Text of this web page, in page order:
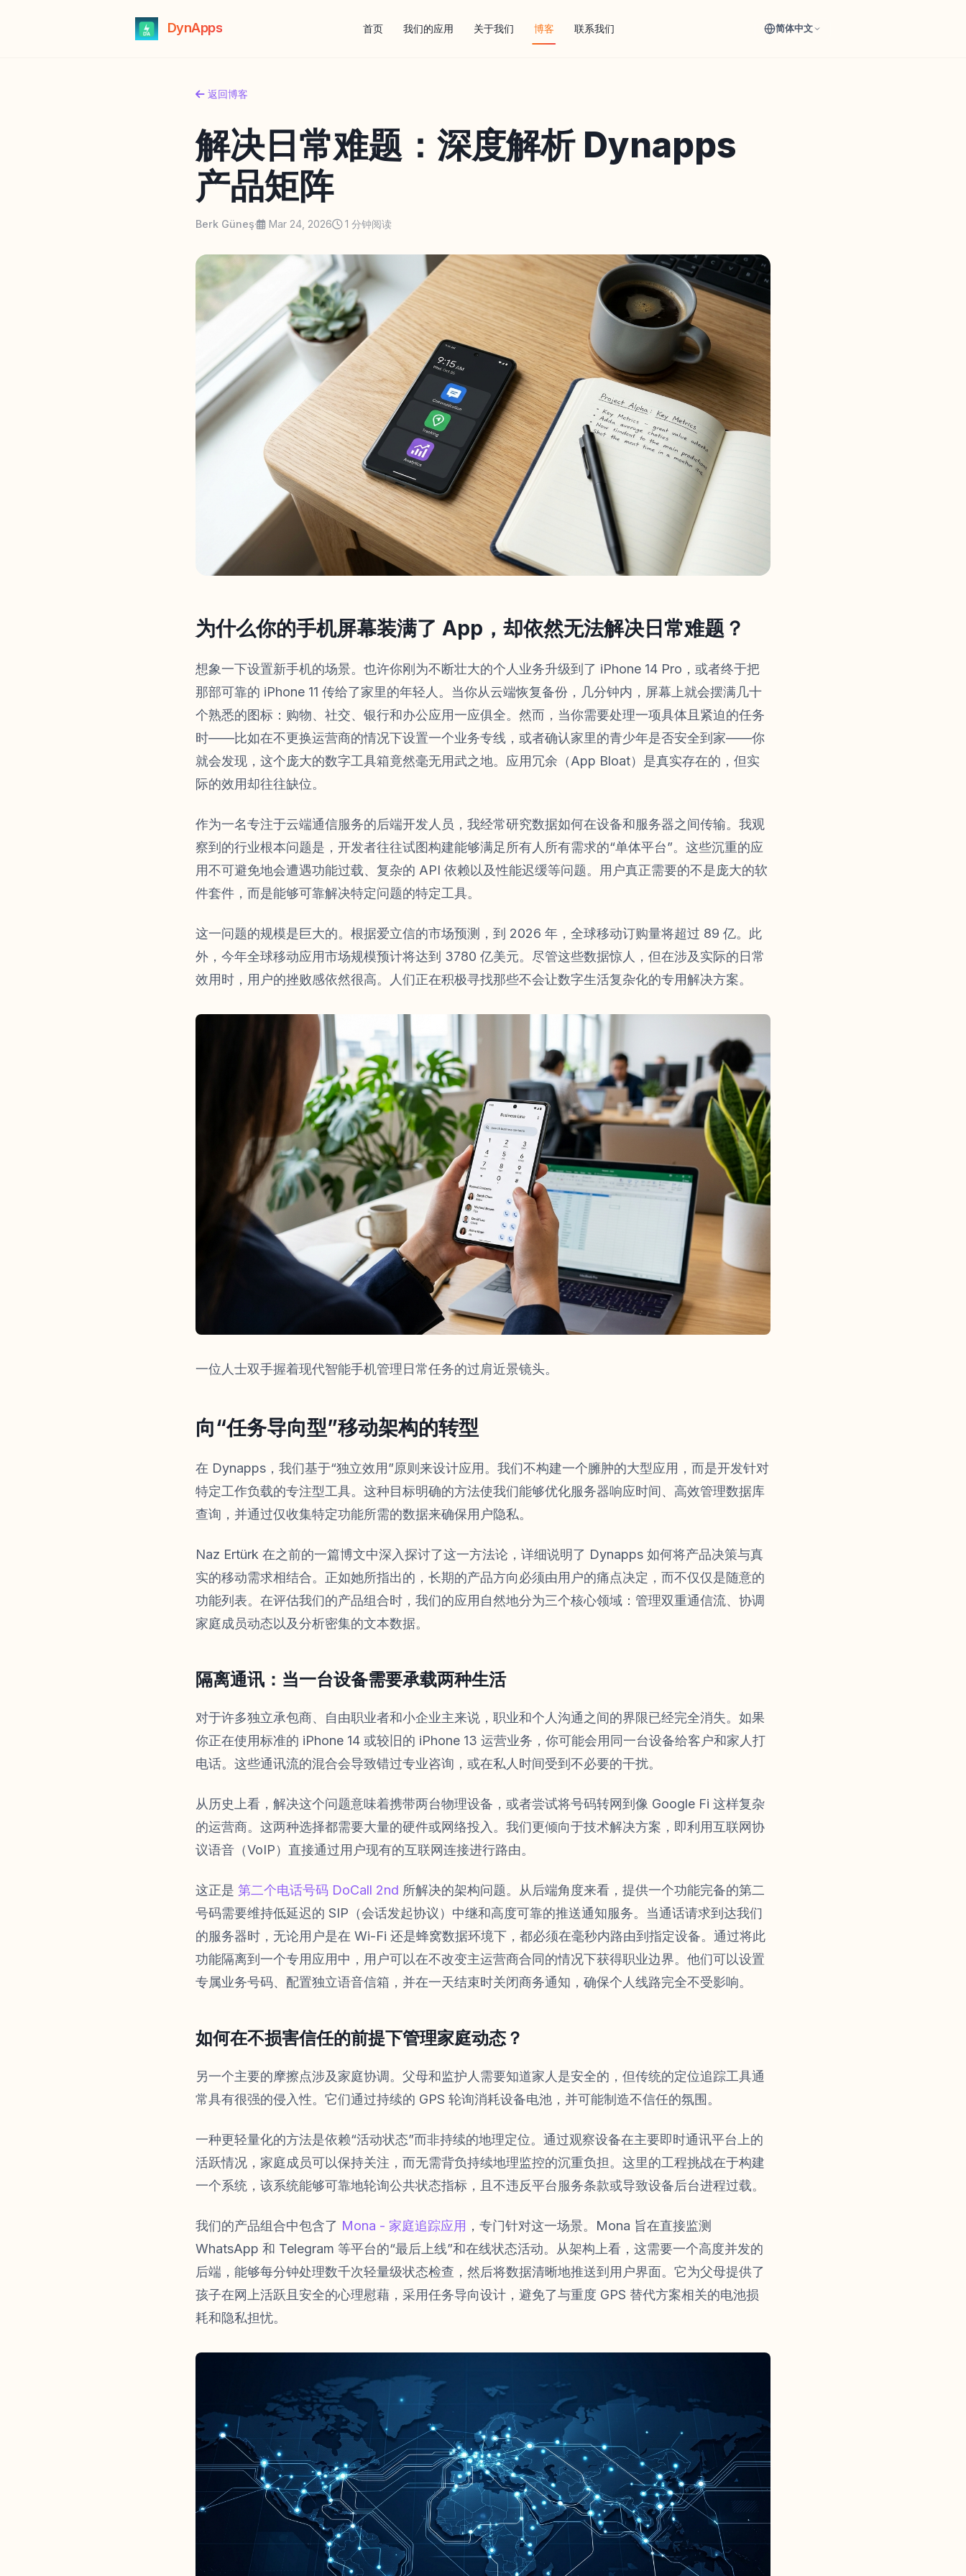
DynApps 首页 我们的应用 关于我们 博客 联系我们 简体中文
返回博客
解决日常难题：深度解析 Dynapps
产品矩阵
Berk Güneş· Mar 24, 2026 1 分钟阅读
为什么你的手机屏幕装满了 App，却依然无法解决日常难题？
想象一下设置新手机的场景。也许你刚为不断壮大的个人业务升级到了 iPhone 14 Pro，或者终于把
那部可靠的 iPhone 11 传给了家里的年轻人。当你从云端恢复备份，几分钟内，屏幕上就会摆满几十
个熟悉的图标：购物、社交、银行和办公应用一应俱全。然而，当你需要处理一项具体且紧迫的任务
时——比如在不更换运营商的情况下设置一个业务专线，或者确认家里的青少年是否安全到家——你
就会发现，这个庞大的数字工具箱竟然毫无用武之地。应用冗余（App Bloat）是真实存在的，但实
际的效用却往往缺位。
作为一名专注于云端通信服务的后端开发人员，我经常研究数据如何在设备和服务器之间传输。我观
察到的行业根本问题是，开发者往往试图构建能够满足所有人所有需求的“单体平台”。这些沉重的应
用不可避免地会遭遇功能过载、复杂的 API 依赖以及性能迟缓等问题。用户真正需要的不是庞大的软
件套件，而是能够可靠解决特定问题的特定工具。
这一问题的规模是巨大的。根据爱立信的市场预测，到 2026 年，全球移动订购量将超过 89 亿。此
外，今年全球移动应用市场规模预计将达到 3780 亿美元。尽管这些数据惊人，但在涉及实际的日常
效用时，用户的挫败感依然很高。人们正在积极寻找那些不会让数字生活复杂化的专用解决方案。
一位人士双手握着现代智能手机管理日常任务的过肩近景镜头。
向“任务导向型”移动架构的转型
在 Dynapps，我们基于“独立效用”原则来设计应用。我们不构建一个臃肿的大型应用，而是开发针对
特定工作负载的专注型工具。这种目标明确的方法使我们能够优化服务器响应时间、高效管理数据库
查询，并通过仅收集特定功能所需的数据来确保用户隐私。
Naz Ertürk 在之前的一篇博文中深入探讨了这一方法论，详细说明了 Dynapps 如何将产品决策与真
实的移动需求相结合。正如她所指出的，长期的产品方向必须由用户的痛点决定，而不仅仅是随意的
功能列表。在评估我们的产品组合时，我们的应用自然地分为三个核心领域：管理双重通信流、协调
家庭成员动态以及分析密集的文本数据。
隔离通讯：当一台设备需要承载两种生活
对于许多独立承包商、自由职业者和小企业主来说，职业和个人沟通之间的界限已经完全消失。如果
你正在使用标准的 iPhone 14 或较旧的 iPhone 13 运营业务，你可能会用同一台设备给客户和家人打
电话。这些通讯流的混合会导致错过专业咨询，或在私人时间受到不必要的干扰。
从历史上看，解决这个问题意味着携带两台物理设备，或者尝试将号码转网到像 Google Fi 这样复杂
的运营商。这两种选择都需要大量的硬件或网络投入。我们更倾向于技术解决方案，即利用互联网协
议语音（VoIP）直接通过用户现有的互联网连接进行路由。
这正是 第二个电话号码 DoCall 2nd 所解决的架构问题。从后端角度来看，提供一个功能完备的第二
号码需要维持低延迟的 SIP（会话发起协议）中继和高度可靠的推送通知服务。当通话请求到达我们
的服务器时，无论用户是在 Wi-Fi 还是蜂窝数据环境下，都必须在毫秒内路由到指定设备。通过将此
功能隔离到一个专用应用中，用户可以在不改变主运营商合同的情况下获得职业边界。他们可以设置
专属业务号码、配置独立语音信箱，并在一天结束时关闭商务通知，确保个人线路完全不受影响。
如何在不损害信任的前提下管理家庭动态？
另一个主要的摩擦点涉及家庭协调。父母和监护人需要知道家人是安全的，但传统的定位追踪工具通
常具有很强的侵入性。它们通过持续的 GPS 轮询消耗设备电池，并可能制造不信任的氛围。
一种更轻量化的方法是依赖“活动状态”而非持续的地理定位。通过观察设备在主要即时通讯平台上的
活跃情况，家庭成员可以保持关注，而无需背负持续地理监控的沉重负担。这里的工程挑战在于构建
一个系统，该系统能够可靠地轮询公共状态指标，且不违反平台服务条款或导致设备后台进程过载。
我们的产品组合中包含了 Mona - 家庭追踪应用 ，专门针对这一场景。Mona 旨在直接监测
WhatsApp 和 Telegram 等平台的“最后上线”和在线状态活动。从架构上看，这需要一个高度并发的
后端，能够每分钟处理数千次轻量级状态检查，然后将数据清晰地推送到用户界面。它为父母提供了
孩子在网上活跃且安全的心理慰藉，采用任务导向设计，避免了与重度 GPS 替代方案相关的电池损
耗和隐私担忧。